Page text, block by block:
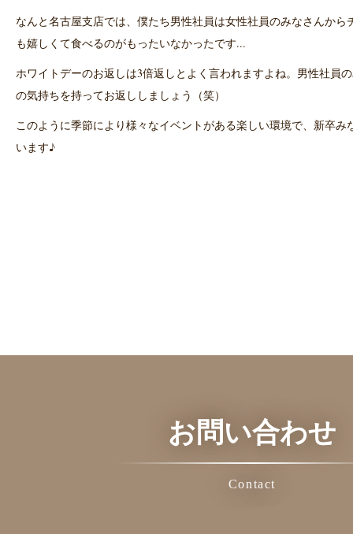
なんと名古屋支店では、僕たち男性社員は女性社員のみなさんから
も嬉しくて食べるのがもったいなかったです...
ホワイトデーのお返しは3倍返しとよく言われますよね。男性社員
の気持ちを持ってお返ししましょう（笑）
このように季節により様々なイベントがある楽しい環境で、新卒み
います♪
お問い合わせ
Contact